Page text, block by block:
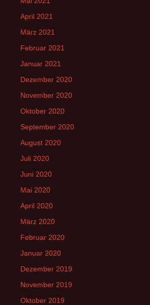
April 2021
März 2021
Februar 2021
Januar 2021
Dezember 2020
November 2020
Oktober 2020
September 2020
August 2020
Juli 2020
Juni 2020
Mai 2020
April 2020
März 2020
Februar 2020
Januar 2020
Dezember 2019
November 2019
Oktober 2019